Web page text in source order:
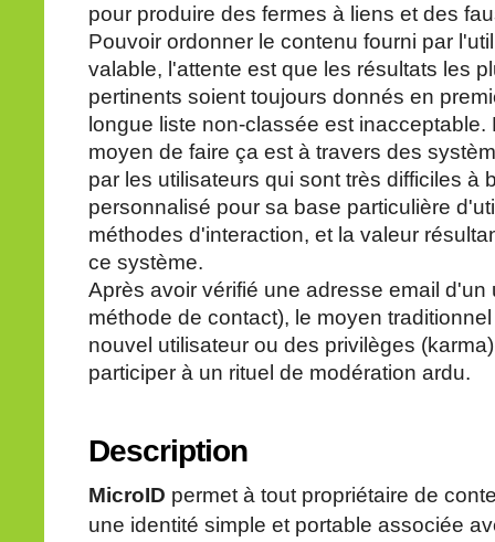
pour produire des fermes à liens et des
Pouvoir ordonner le contenu fourni par
valable, l'attente est que les résultats les
pertinents soient toujours donnés en
longue liste non-classée est
moyen de faire ça est à travers des
par les utilisateurs qui sont très difficiles à
personnalisé pour sa base particulière
méthodes d'interaction, et la valeur
ce système.
Après avoir vérifié une adresse email d'un
méthode de contact), le moyen
nouvel utilisateur ou des privilèges
participer à un rituel de modération ardu.
Description
MicroID permet à tout propriétaire de
une identité simple et portable associée